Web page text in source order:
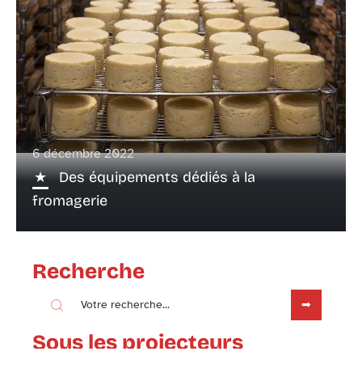
6 décembre 2022
Des équipements dédiés à la
fromagerie
Recherche
Sous les projecteurs